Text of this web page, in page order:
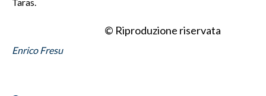
© Riproduzione riservata
Enrico Fresu